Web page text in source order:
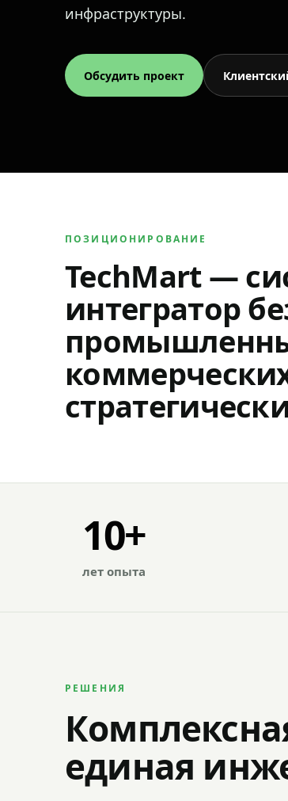
инфраструктуры.
Обсудить проект
ПОЗИЦИОНИРОВАНИЕ
TechMart —
интегратор
10+
лет опыта
РЕШЕНИЯ
единая